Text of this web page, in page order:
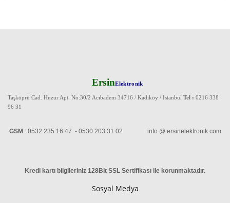
ErsinElektronik
Taşköprü Cad. Huzur Apt. No:30/2 Acıbadem 34716 / Kadıköy / Istanbul Tel : 0216 338
96 31
GSM : 0532 235 16 47 - 0530 203 31 02 info @ ersinelektronik.com
Kredi kartı bilgileriniz 128Bit SSL Sertifikası ile korunmaktadır.
Sosyal Medya